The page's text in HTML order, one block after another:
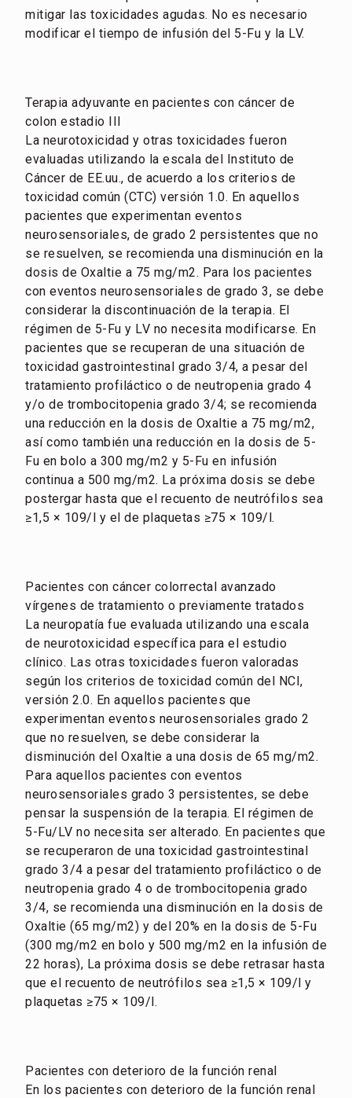
mitigar las toxicidades agudas. No es necesario
modificar el tiempo de infusión del 5-Fu y la LV.
Terapia adyuvante en pacientes con cáncer de
colon estadio III
La neurotoxicidad y otras toxicidades fueron
evaluadas utilizando la escala del Instituto de
Cáncer de EE.uu., de acuerdo a los criterios de
toxicidad común (CTC) versión 1.0. En aquellos
pacientes que experimentan eventos
neurosensoriales, de grado 2 persistentes que no
se resuelven, se recomienda una disminución en la
dosis de Oxaltie a 75 mg/m2. Para los pacientes
con eventos neurosensoriales de grado 3, se debe
considerar la discontinuación de la terapia. El
régimen de 5-Fu y LV no necesita modificarse. En
pacientes que se recuperan de una situación de
toxicidad gastrointestinal grado 3/4, a pesar del
tratamiento profiláctico o de neutropenia grado 4
y/o de trombocitopenia grado 3/4; se recomienda
una reducción en la dosis de Oxaltie a 75 mg/m2,
así como también una reducción en la dosis de 5-
Fu en bolo a 300 mg/m2 y 5-Fu en infusión
continua a 500 mg/m2. La próxima dosis se debe
postergar hasta que el recuento de neutrófilos sea
≥1,5 × 109/l y el de plaquetas ≥75 × 109/l.
Pacientes con cáncer colorrectal avanzado
vírgenes de tratamiento o previamente tratados
La neuropatía fue evaluada utilizando una escala
de neurotoxicidad específica para el estudio
clínico. Las otras toxicidades fueron valoradas
según los criterios de toxicidad común del NCI,
versión 2.0. En aquellos pacientes que
experimentan eventos neurosensoriales grado 2
que no resuelven, se debe considerar la
disminución del Oxaltie a una dosis de 65 mg/m2.
Para aquellos pacientes con eventos
neurosensoriales grado 3 persistentes, se debe
pensar la suspensión de la terapia. El régimen de
5-Fu/LV no necesita ser alterado. En pacientes que
se recuperaron de una toxicidad gastrointestinal
grado 3/4 a pesar del tratamiento profiláctico o de
neutropenia grado 4 o de trombocitopenia grado
3/4, se recomienda una disminución en la dosis de
Oxaltie (65 mg/m2) y del 20% en la dosis de 5-Fu
(300 mg/m2 en bolo y 500 mg/m2 en la infusión de
22 horas), La próxima dosis se debe retrasar hasta
que el recuento de neutrófilos sea ≥1,5 × 109/l y
plaquetas ≥75 × 109/l.
Pacientes con deterioro de la función renal
En los pacientes con deterioro de la función renal